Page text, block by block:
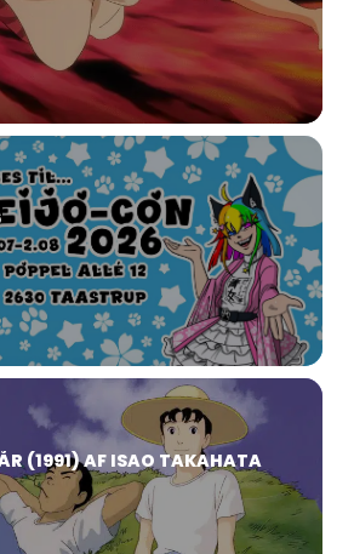
(1991) AF ISAO TAKAHATA